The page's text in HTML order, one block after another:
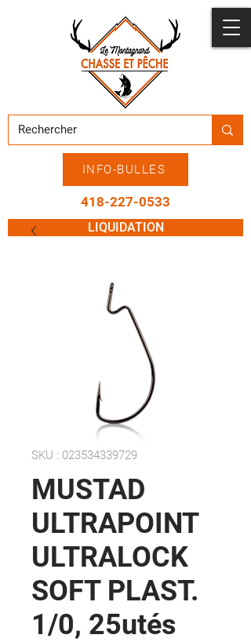
INFO-BULLES
418-227-0533
LIQUIDATION
SKU : 023534339729
MUSTAD
ULTRAPOINT
ULTRALOCK
SOFT PLAST.
1/0, 25utés